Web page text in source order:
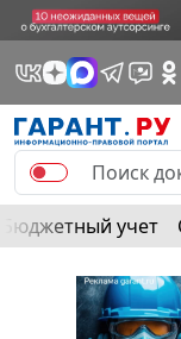
Бюджетный учет